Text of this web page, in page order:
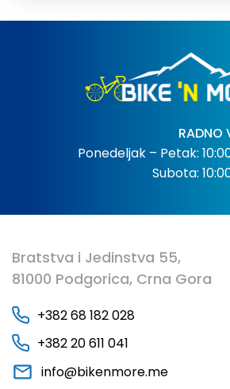
RADNO
Ponedeljak – Petak:
Subota:
Bratstva i Jedinstva 55,
81000 Podgorica, Crna Gora
+382 68 182 028
+382 20 611 041
info@bikenmore.me